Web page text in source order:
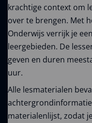
krachtige context om
over te brengen. Met
Onderwijs verrijk je
leergebieden. De
geven en duren
uur.
Alle lesmaterialen
materialenlijst, zodat